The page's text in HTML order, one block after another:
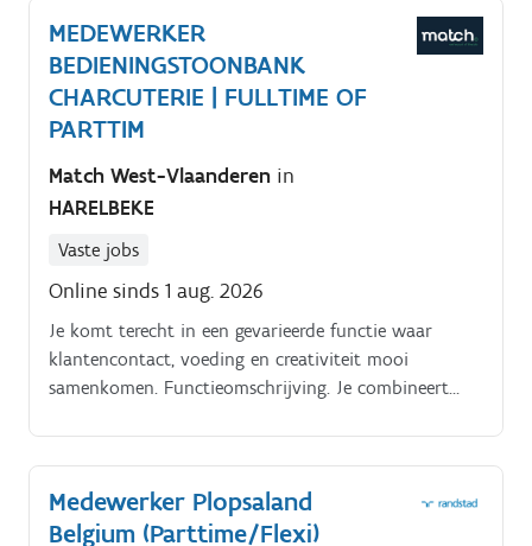
MEDEWERKER
BEDIENINGSTOONBANK
CHARCUTERIE | FULLTIME OF
PARTTIM
Match West-Vlaanderen in
HARELBEKE
Vaste jobs
Online sinds 1 aug. 2026
Je komt terecht in een gevarieerde functie waar
klantencontact, voeding en creativiteit mooi
samenkomen. Functieomschrijving. Je combineert
Medewerker Plopsaland
Belgium (Parttime/Flexi)